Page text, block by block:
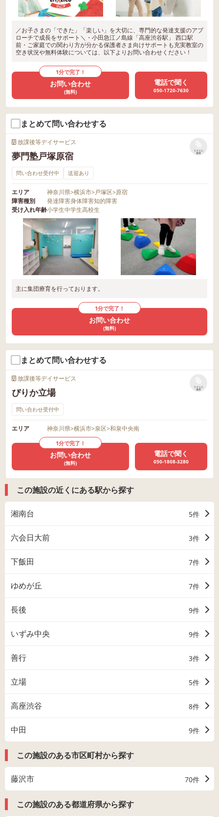
／お子さまの「できた」「楽しい」を大切に、専門的な発達支援のアプ
ローチで成長をサポート＼・小田急江ノ島線「高座渋谷駅」 西口駅
前・ご家庭での関わり方が分かる保護者さま向けサポートも充実教室の
空き状況や無料体験については、以下よりお問い合わせください！
1分で完了！
お問い合わせ
(無料)
電話で聞く
050-1720-7630
まとめて問い合わせする
放課後等デイサービス
夢門塾戸塚原宿
リストに
保存
問い合わせ受付中 送迎あり
エリア 神奈川県>横浜市>戸塚区>原宿
障害種別
発達障害身体障害知的障害
受け入れ年齢小学生中学生高校生
主に集団療育を行っております。
1分で完了！
お問い合わせ
(無料)
まとめて問い合わせする
放課後等デイサービス
ぴりか立場
リストに
保存
問い合わせ受付中
エリア 神奈川県>横浜市>泉区>和泉中央南
1分で完了！
お問い合わせ
(無料)
電話で聞く
050-1808-3280
この施設の近くにある駅から探す
湘南台 5件
六会日大前 3件
下飯田 7件
ゆめが丘 7件
長後 9件
いずみ中央 9件
善行 3件
立場 5件
高座渋谷 8件
中田 9件
この施設のある市区町村から探す
藤沢市 70件
この施設のある都道府県から探す